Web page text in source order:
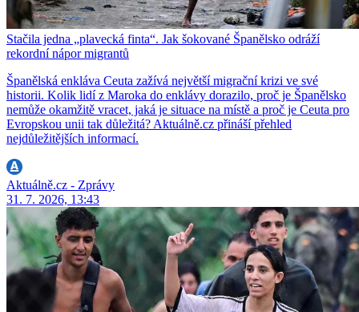
Stačila jedna „plavecká finta“. Jak šokované Španělsko odráží
rekordní nápor migrantů
Španělská enkláva Ceuta zažívá největší migrační krizi ve své
historii. Kolik lidí z Maroka do enklávy dorazilo, proč je Španělsko
nemůže okamžitě vracet, jaká je situace na místě a proč je Ceuta pro
Evropskou unii tak důležitá? Aktuálně.cz přináší přehled
nejdůležitějších informací.
Aktuálně.cz - Zprávy
31. 7. 2026, 13:43